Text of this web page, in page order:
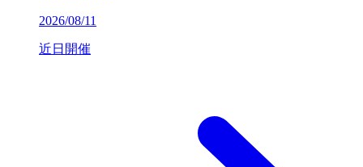
2026/08/11
近日開催